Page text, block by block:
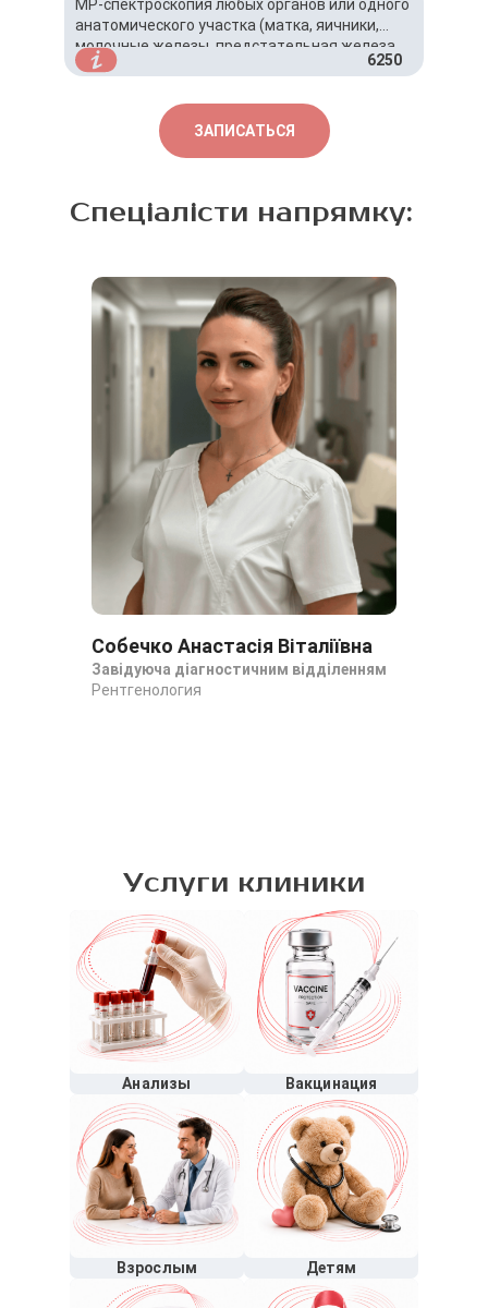
МР-спектроскопия любых органов или одного
анатомического участка (матка, яичники,
молочные железы, предстательная железа,
печень, поджелудочная железа, мозг)
основному исследованию.
6250
ЗАПИСАТЬСЯ
Спеціалісти напрямку:
Собечко Анастасія Віталіївна
Завідуюча діагностичним відділенням
Рентгенология
Услуги клиники
Анализы Вакцинация
Взрослым Детям